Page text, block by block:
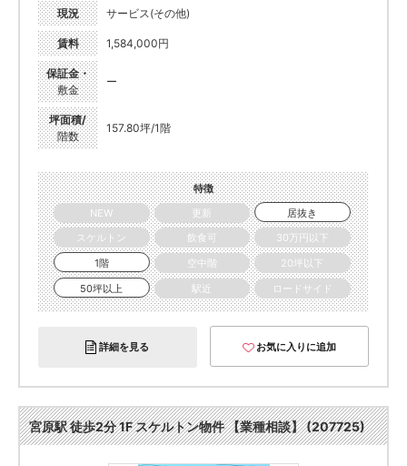
現況 サービス(その他)
賃料 1,584,000円
保証金・
敷金
ー
坪面積/
階数
157.80坪/1階
特徴
NEW
更新
居抜き
スケルトン
飲食可
30万円以下
1階
空中階
20坪以下
50坪以上
駅近 ロードサイド
詳細を見る お気に入りに追加
宮原駅 徒歩2分 1F スケルトン物件 【業種相談】 (207725)